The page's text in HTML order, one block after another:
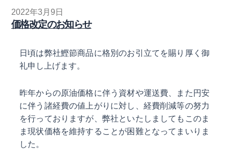
2022年3月9日
価格改定のお知らせ
日頃は弊社鰹節商品に格別のお引立てを賜り厚く御
礼申し上げます。
昨年からの原油価格に伴う資材や運送費、また円安
に伴う諸経費の値上がりに対し、経費削減等の努力
を行っておりますが、弊社といたしましてもこのま
ま現状価格を維持することが困難となってまいりま
した。